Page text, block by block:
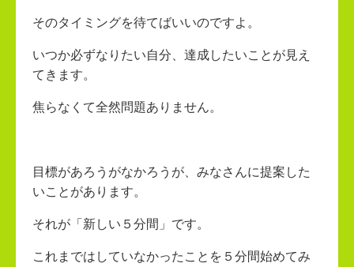
そのタイミングを待てばいいのですよ。
いつか必ずなりたい自分、達成したいことが見え
てきます。
焦らなくて全然問題ありません。
目標があろうがなかろうが、みなさんに提案した
いことがあります。
それが「新しい５分間」です。
これまではしていなかったことを５分間始めてみ